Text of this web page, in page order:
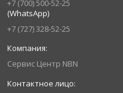
+7 (700) 500-52-25
(WhatsApp)
+7 (727) 328-52-25
Сервис Центр NBN